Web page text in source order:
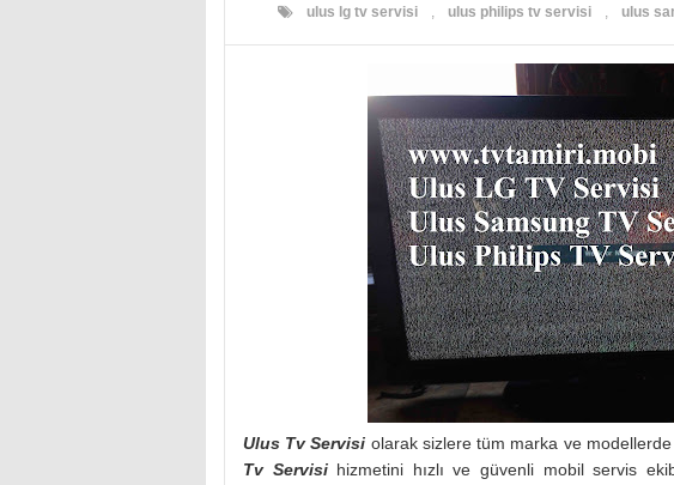
ulus lg tv servisi , ulus philips tv servisi , ulus
Ulus Tv Servisi olarak sizlere tüm marka ve
Tv Servisihizmetini hızlı ve güvenli mobil servis